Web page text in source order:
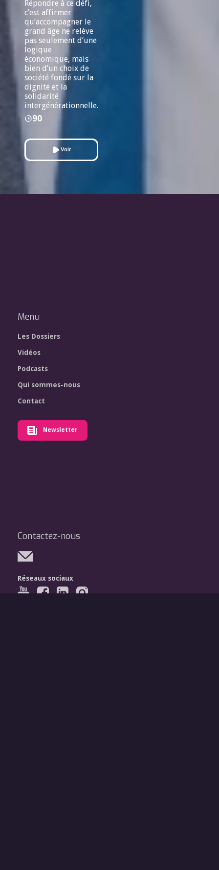
Répondre à ce défi,
c’est affirmer
qu’accompagner le
grand âge ne relève
pas seulement d’une
logique
économique, mais
bien d’un choix de
société fondé sur la
dignité et la
solidarité
intergénérationnelle.
90
Voir
Menu
Les Dossiers
Vidéos
Podcasts
Qui sommes-nous
Contact
Newsletter
Contactez-nous
Réseaux sociaux